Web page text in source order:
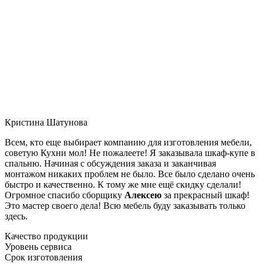
Кристина Шатунова
Всем, кто еще выбирает компанию для изготовления мебели,
советую Кухни мол! Не пожалеете! Я заказывала шкаф-купе в
спальню. Начиная с обсуждения заказа и заканчивая
монтажом никаких проблем не было. Все было сделано очень
быстро и качественно. К тому же мне ещё скидку сделали!
Огромное спасибо сборщику Алексею за прекрасный шкаф!
Это мастер своего дела! Всю мебель буду заказывать только
здесь.
Качество продукции
Уровень сервиса
Срок изготовления